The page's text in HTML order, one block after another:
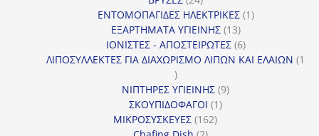
προϊόντα
ΕΝΤΟΜΟΠΑΓΙΔΕΣ ΗΛΕΚΤΡΙΚΕΣ 11
ΕΞΑΡΤΗΜΑΤΑ ΥΓΙΕΙΝΗΣ 1313
προϊόντα
ΙΟΝΙΣΤΕΣ - ΑΠΟΣΤΕΙΡΩΤΕΣ 66
προϊόντα
ΛΙΠΟΣΥΛΛΕΚΤΕΣ ΓΙΑ ΔΙΑΧΩΡΙΣΜΟ ΛΙΠΩΝ ΚΑΙ ΕΛΑΙΩΝ 1
1
προϊόν
ΝΙΠΤΗΡΕΣ ΥΓΙΕΙΝΗΣ 99
ΣΚΟΥΠΙΔΟΦΑΓΟΙ 11
ΜΙΚΡΟΣΥΣΚΕΥΕΣ 162162
2